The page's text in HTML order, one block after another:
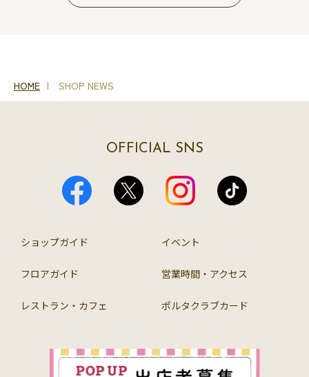
HOME SHOP NEWS
OFFICIAL SNS
ショップガイド イベント
フロアガイド 営業時間・アクセス
レストラン・カフェ ポルタクラブカード